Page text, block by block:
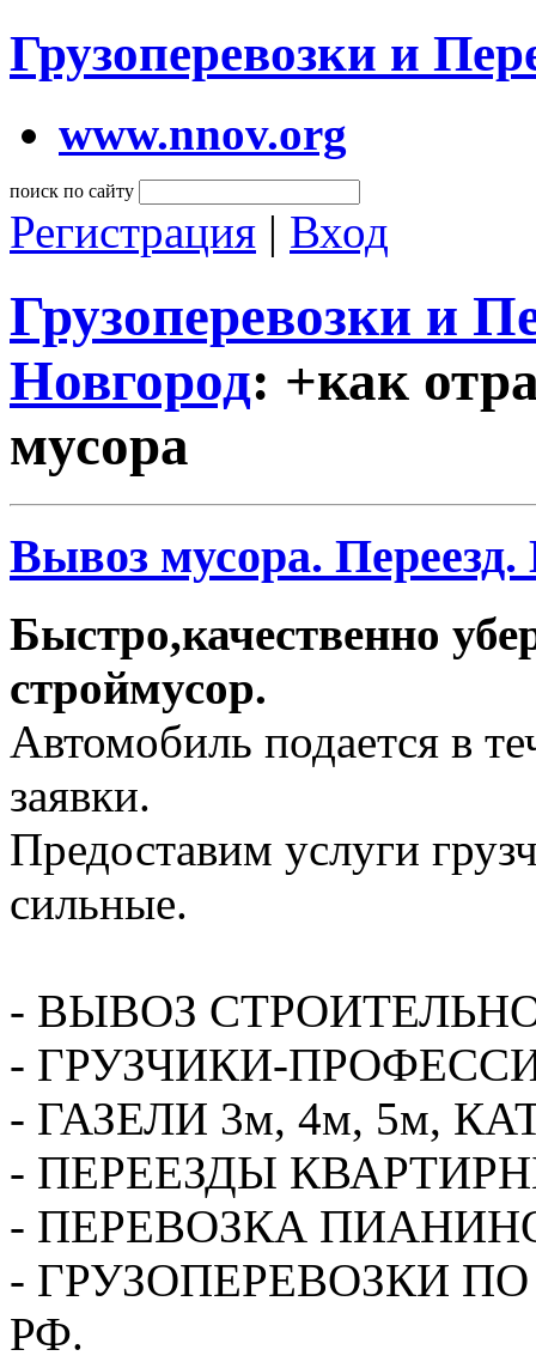
Грузоперевозки и
www.nnov.org
поиск по сайту
Регистрация | Вход
Грузоперевозки и
Новгород: +как
мусора
Вывоз мусора.
Быстро,качественно
строймусор.
Автомобиль подается в
заявки.
Предоставим услуги
сильные.
- ВЫВОЗ
- ГРУЗЧИКИ-
- ГАЗЕЛИ 3м, 4м, 5м,
- ПЕРЕЕЗДЫ
- ПЕРЕВОЗКА
- ГРУЗОПЕРЕВОЗКИ
РФ.